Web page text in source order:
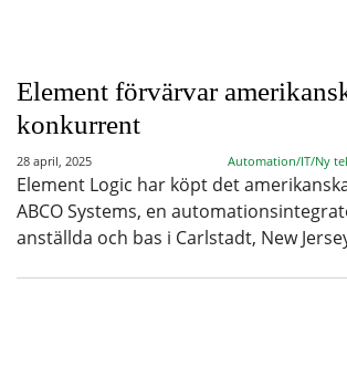
Element förvärvar
konkurrent
28 april, 2025 Automation/IT/Ny
Element Logic har köpt det
ABCO Systems, en
anställda och bas i Carlstadt, New